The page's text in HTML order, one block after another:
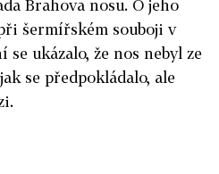
Brahova nosu. O jeho
šermířském souboji v
ukázalo, že nos nebyl ze
se předpokládalo, ale